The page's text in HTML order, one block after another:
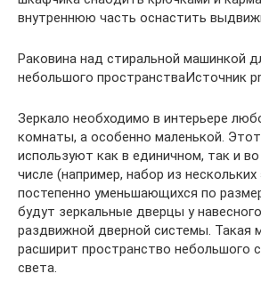
внутреннюю часть оснастить
Раковина над стиральной машинкой
небольшого пространстваИсточник
Зеркало необходимо в интерьере
комнаты, а особенно маленькой.
используют как в единичном, так и
числе (например, набор из
постепенно уменьшающихся по
будут зеркальные дверцы у
раздвижной дверной системы. Такая
расширит пространство небольшого
света.